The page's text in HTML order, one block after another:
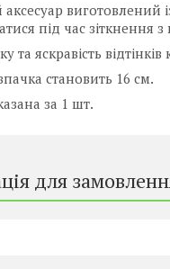
аксесуар виготовлений
під час зіткнення
та яскравість
становить 16 см.
за 1 шт.
для